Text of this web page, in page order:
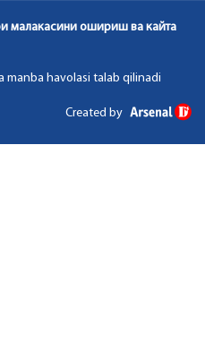
малакасини ошириш ва кайта
manba havolasi talab qilinadi
Created by